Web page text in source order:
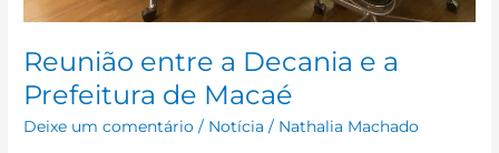
Reunião entre a Decania e a
Prefeitura de Macaé
Deixe um comentário / Notícia / Nathalia Machado